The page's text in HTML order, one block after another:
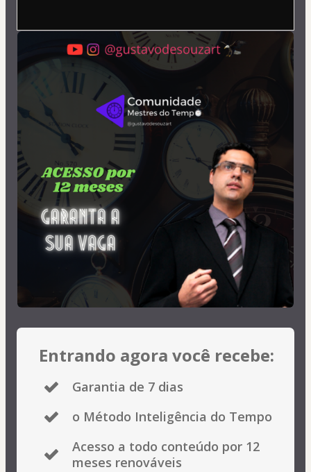
Entrando agora você recebe:
Garantia de 7 dias
o Método Inteligência do Tempo
Acesso a todo conteúdo por 12
meses renováveis